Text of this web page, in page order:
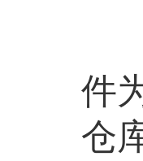
件
仓